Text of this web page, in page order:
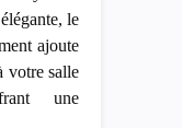
le
ajoute
votre salle
une